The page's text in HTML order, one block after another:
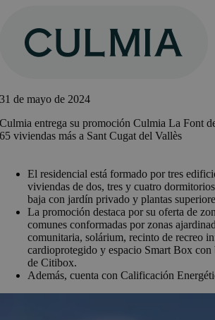
contenido
31 de mayo de 2024
Culmia entrega su promoción Culmia La Font
65 viviendas más a Sant Cugat del Vallès
El residencial está formado por tres
viviendas de dos, tres y cuatro
baja con jardín privado y plantas
La promoción destaca por su oferta de
comunes conformadas por zonas
comunitaria, solárium, recinto de recreo
cardioprotegido y espacio Smart Box con
de Citibox.
Además, cuenta con Calificación